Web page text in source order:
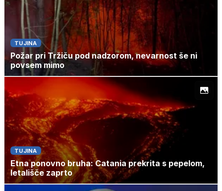
TUJINA
Požar pri Tržiču pod nadzorom, nevarnost še ni
povsem mimo
TUJINA
Etna ponovno bruha: Catania prekrita s pepelom,
letališče zaprto